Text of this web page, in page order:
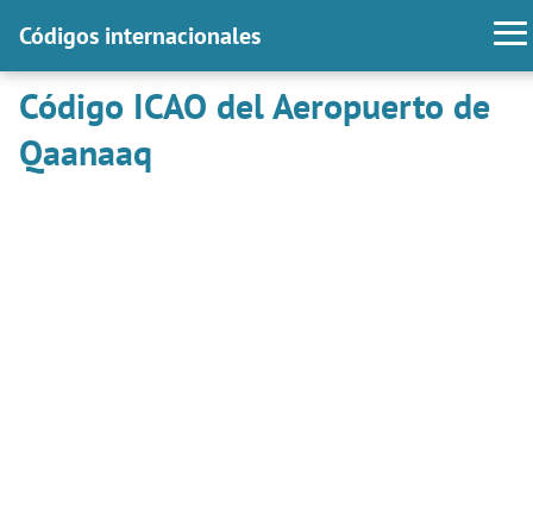
Códigos internacionales
Código ICAO del Aeropuerto de
Qaanaaq